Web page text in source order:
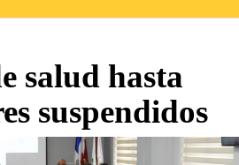
salud hasta
suspendidos